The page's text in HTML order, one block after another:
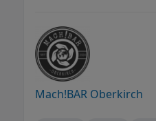
Mach!BAR Oberkirch